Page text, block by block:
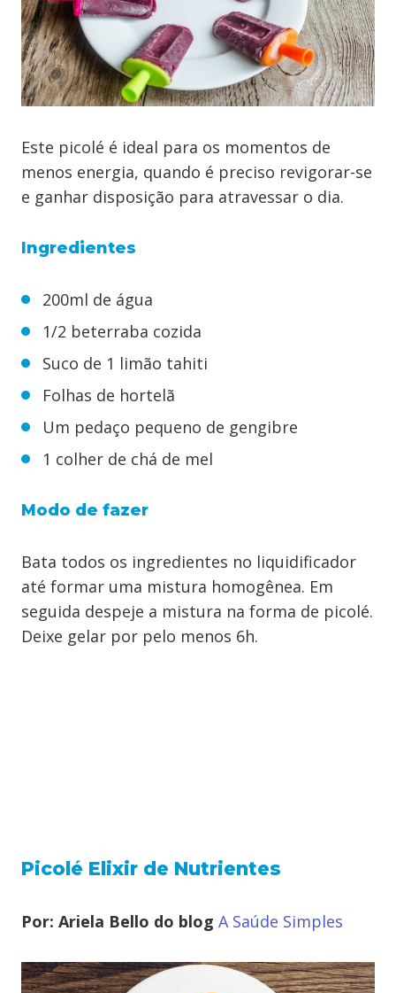
Este picolé é ideal para os momentos de
menos energia, quando é preciso revigorar-se
e ganhar disposição para atravessar o dia.
Ingredientes
200ml de água
1/2 beterraba cozida
Suco de 1 limão tahiti
Folhas de hortelã
Um pedaço pequeno de gengibre
1 colher de chá de mel
Modo de fazer
Bata todos os ingredientes no liquidificador
até formar uma mistura homogênea. Em
seguida despeje a mistura na forma de picolé.
Deixe gelar por pelo menos 6h.
Picolé Elixir de Nutrientes
Por: Ariela Bello do blog A Saúde Simples